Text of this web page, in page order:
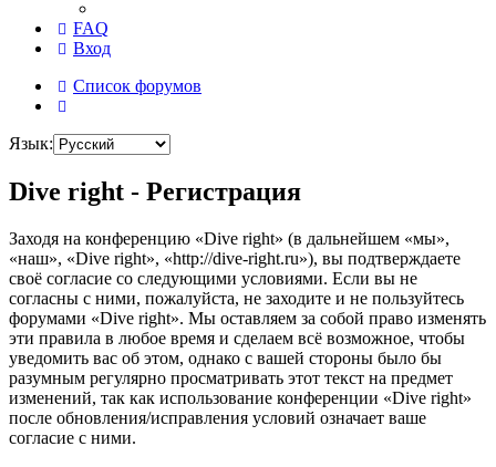
FAQ
Вход
Список форумов
Язык:
Dive right - Регистрация
Заходя на конференцию «Dive right» (в дальнейшем «мы»,
«наш», «Dive right», «http://dive-right.ru»), вы подтверждаете
своё согласие со следующими условиями. Если вы не
согласны с ними, пожалуйста, не заходите и не пользуйтесь
форумами «Dive right». Мы оставляем за собой право изменять
эти правила в любое время и сделаем всё возможное, чтобы
уведомить вас об этом, однако с вашей стороны было бы
разумным регулярно просматривать этот текст на предмет
изменений, так как использование конференции «Dive right»
после обновления/исправления условий означает ваше
согласие с ними.